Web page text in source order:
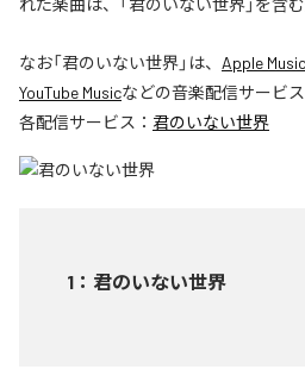
れた楽曲は、「君のいない世界」を含
なお「君のいない世界」は、 Apple Music
YouTube Musicなどの音楽配信サービ
各配信サービス： 君のいない世界
1 ： 君のいない世界